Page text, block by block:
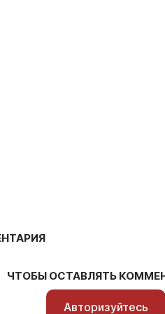
ЧТОБЫ ОСТАВЛЯТЬ
Авторизуйтесь